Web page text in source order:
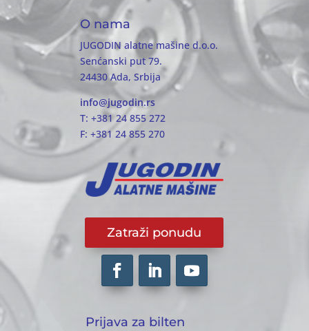
O nama
JUGODIN alatne mašine d.o.o.
Senćanski put 79.
24430 Ada, Srbija
info@jugodin.rs
T: +381 24 855 272
F: +381 24 855 270
Zatraži ponudu
Prijava za bilten